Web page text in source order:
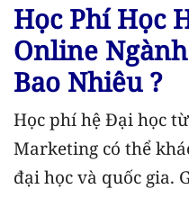
Học Phí Học
Online
Bao Nhiêu ?
Học phí hệ Đại học
Marketing có thể
đại học và quốc gia.